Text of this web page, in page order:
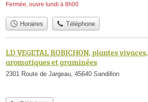
Fermée, ouvre lundi à 8h00
Horaires Téléphone
LD VEGETAL ROBICHON, plantes vivaces,
aromatiques et graminées
2301 Route de Jargeau, 45640 Sandillon